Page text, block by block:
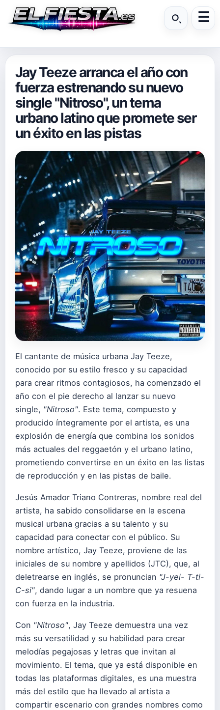
Jay Teeze arranca el año con
fuerza estrenando su nuevo
single "Nitroso", un tema
urbano latino que promete ser
un éxito en las pistas
El cantante de música urbana Jay Teeze,
conocido por su estilo fresco y su capacidad
para crear ritmos contagiosos, ha comenzado el
año con el pie derecho al lanzar su nuevo
single, "Nitroso". Este tema, compuesto y
producido íntegramente por el artista, es una
explosión de energía que combina los sonidos
más actuales del reggaetón y el urbano latino,
prometiendo convertirse en un éxito en las listas
de reproducción y en las pistas de baile.
Jesús Amador Triano Contreras, nombre real del
artista, ha sabido consolidarse en la escena
musical urbana gracias a su talento y su
capacidad para conectar con el público. Su
nombre artístico, Jay Teeze, proviene de las
iniciales de su nombre y apellidos (JTC), que, al
deletrearse en inglés, se pronuncian "J-yei- T-ti-
C-si", dando lugar a un nombre que ya resuena
con fuerza en la industria.
Con "Nitroso", Jay Teeze demuestra una vez
más su versatilidad y su habilidad para crear
melodías pegajosas y letras que invitan al
movimiento. El tema, que ya está disponible en
todas las plataformas digitales, es una muestra
más del estilo que ha llevado al artista a
compartir escenario con grandes nombres como